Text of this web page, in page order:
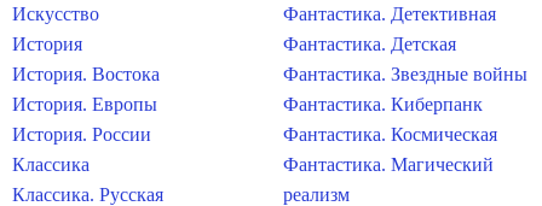
Искусство
История
История. Востока
История. Европы
История. России
Классика
Классика. Русская
Фантастика. Детективная
Фантастика. Детская
Фантастика. Звездные войны
Фантастика. Киберпанк
Фантастика. Космическая
Фантастика. Магический
реализм